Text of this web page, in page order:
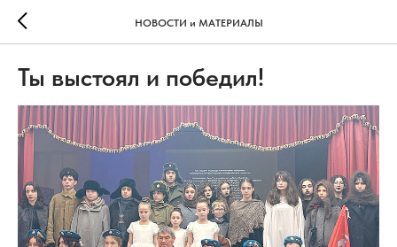
НОВОСТИ и МАТЕРИАЛЫ
Ты выстоял и победил!